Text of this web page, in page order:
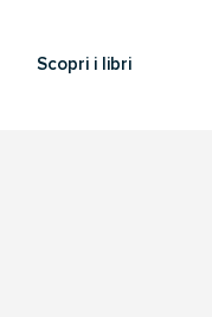
Scopri i libri